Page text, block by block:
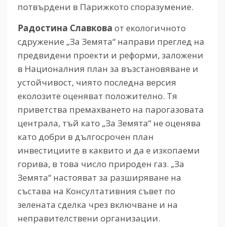
потвърдени в Парижкото споразумение.
Радостина Славкова от екологичното
сдружение „За Земята“ направи преглед на
предвидени проекти и реформи, заложени
в Националния план за възстановяване и
устойчивост, чиято последна версия
еколозите оценяват положително. Тя
приветства премахването на парогазовата
централа, тъй като „За Земята“ не оценява
като добри в дългосрочен план
инвестициите в каквито и да е изкопаеми
горива, в това число природен газ. „За
Земята“ настояват за разширяване на
състава на Консултативния съвет по
зелената сделка чрез включване и на
неправителствени организации.